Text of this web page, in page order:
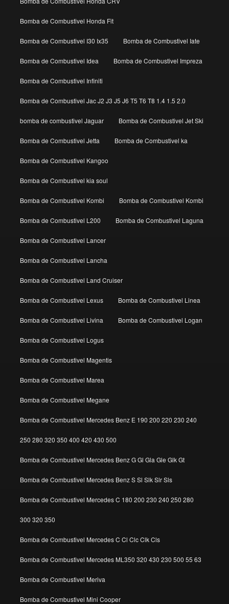
Bomba de Combustivel Honda Fit
Bomba de Combustivel I30 Ix35 Bomba de Combustivel Iate
Bomba de Combustivel Idea Bomba de Combustivel Impreza
Bomba de Combustivel Infiniti
Bomba de Combustivel Jac J2 J3 J5 J6 T5 T6 T8 1.4 1.5 2.0
bomba de combustivel Jaguar Bomba de Combustivel Jet Ski
Bomba de Combustivel Jetta Bomba de Combustivel ka
Bomba de Combustivel Kangoo
Bomba de Combustivel kia soul
Bomba de Combustivel Kombi Bomba de Combustivel Kombi
Bomba de Combustivel L200 Bomba de Combustivel Laguna
Bomba de Combustivel Lancer
Bomba de Combustivel Lancha
Bomba de Combustivel Land Cruiser
Bomba de Combustivel Lexus Bomba de Combustivel Linea
Bomba de Combustivel Livina Bomba de Combustivel Logan
Bomba de Combustivel Logus
Bomba de Combustivel Magentis
Bomba de Combustivel Marea
Bomba de Combustivel Megane
Bomba de Combustivel Mercedes Benz E 190 200 220 230 240
250 280 320 350 400 420 430 500
Bomba de Combustivel Mercedes Benz G Gl Gla Gle Glk Gt
Bomba de Combustivel Mercedes Benz S Sl Slk Slr Sls
Bomba de Combustivel Mercedes C 180 200 230 240 250 280
300 320 350
Bomba de Combustivel Mercedes C Cl Clc Clk Cls
Bomba de Combustivel Mercedes ML350 320 430 230 500 55 63
Bomba de Combustivel Meriva
Bomba de Combustivel Mini Cooper